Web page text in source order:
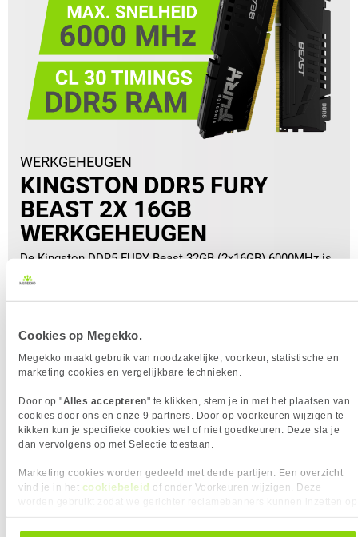
Cookies op Megekko.
Megekko maakt gebruik van noodzakelijke, voorkeur, statistische en
marketing cookies en vergelijkbare technieken.
Door op "Alles accepteren" te klikken, stem je in met het plaatsen van
cookies door ons en onze 9 partners. Door op voorkeuren wijzigen te
kikken kun je specifieke cookies wel of niet goedkeuren. Deze sla je
dan vervolgens op met Selectie toestaan.
Marketing cookies worden gedeeld met derde partijen. Een overzicht
vind je in het cookiebeleid of onder Voorkeuren wijzigen. Deze
alle cookies. Je kunt je gegeven toestemming altijd intrekken, dit doe je
WERKGEHEUGEN
KINGSTON DDR5 FURY
BEAST 2X 16GB
WERKGEHEUGEN
De Kingston DDR5 FURY Beast 32GB (2x16GB) 6000MHz is
een krachtige geheugenupgrade voor gamers en
en snelle prestaties in moderne AMD-systemen.